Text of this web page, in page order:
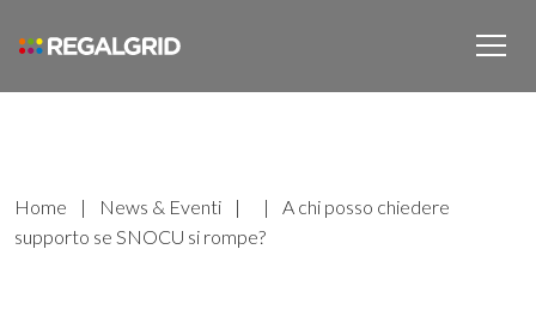
Home | News & Eventi | |
A chi posso chiedere
supporto se SNOCU si rompe?